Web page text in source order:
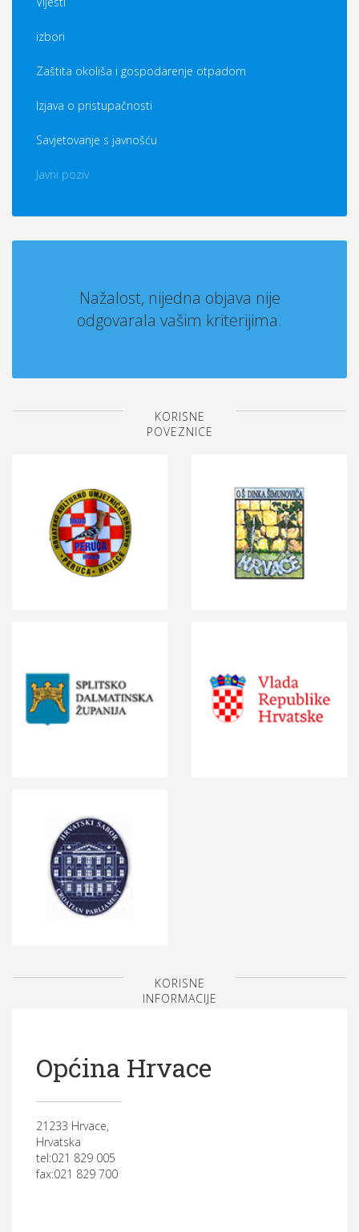
izbori
Zaštita okoliša i gospodarenje otpadom
Izjava o pristupačnosti
Savjetovanje s javnošću
Javni poziv
Nažalost, nijedna objava nije
odgovarala vašim kriterijima.
KORISNE
POVEZNICE
KORISNE
INFORMACIJE
Općina Hrvace
21233 Hrvace,
Hrvatska
tel:021 829 005
fax:021 829 700